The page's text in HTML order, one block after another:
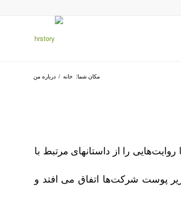
مکان شما: خانه / درباره من
را از داستانهای مرتبط با
زیر پوست شرکت‌ها اتفاق می افتد و